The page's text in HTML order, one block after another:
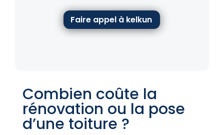
Faire appel à kelkun
Combien coûte la
rénovation ou la pose
d’une toiture ?